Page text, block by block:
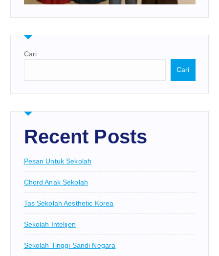
Cari
Cari
Recent Posts
Pesan Untuk Sekolah
Chord Anak Sekolah
Tas Sekolah Aesthetic Korea
Sekolah Intelijen
Sekolah Tinggi Sandi Negara